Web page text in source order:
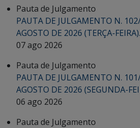
Pauta de Julgamento
PAUTA DE JULGAMENTO N.
AGOSTO DE 2026 (TERÇA-FEIRA).
07 ago 2026
Pauta de Julgamento
PAUTA DE JULGAMENTO N.
AGOSTO DE 2026 (SEGUNDA-
06 ago 2026
Pauta de Julgamento